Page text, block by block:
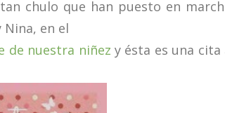
chulo que han puesto en
Nina, en el
de nuestra niñez y ésta es una cita